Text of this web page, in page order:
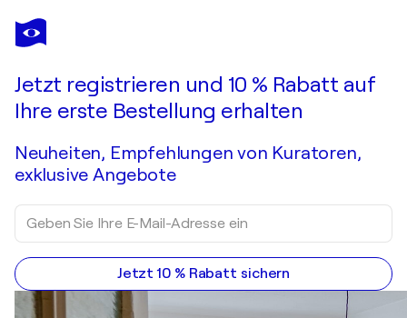
IVAN DIDOVODIUK
Orange field
Auftragsarbeit anfragen
Jetzt registrieren und 10 % Rabatt auf
Ihre erste Bestellung erhalten
Neuheiten, Empfehlungen von Kuratoren,
exklusive Angebote
Jetzt 10 % Rabatt sichern